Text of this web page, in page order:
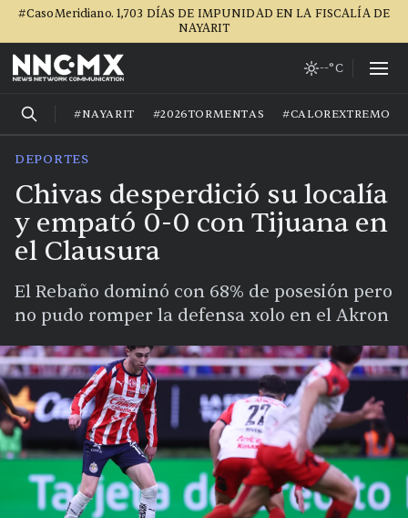
#CasoMeridiano. 1,703 DÍAS DE IMPUNIDAD EN LA FISCALÍA DE
NAYARIT
--°C
#NAYARIT #2026TORMENTAS #CALOREXTREMO
DEPORTES
Chivas desperdició su localía
y empató 0-0 con Tijuana en
el Clausura
El Rebaño dominó con 68% de posesión pero
no pudo romper la defensa xolo en el Akron